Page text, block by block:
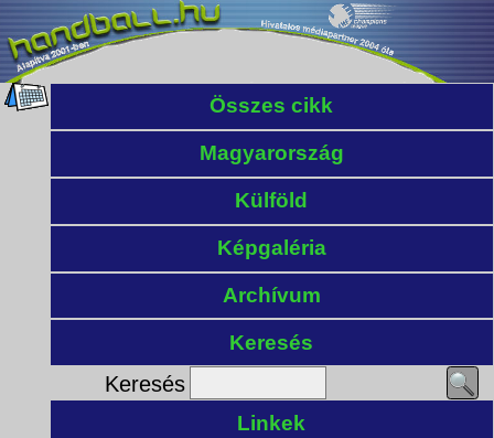
Összes cikk
Magyarország
Külföld
Képgaléria
Archívum
Keresés
Keresés
Linkek